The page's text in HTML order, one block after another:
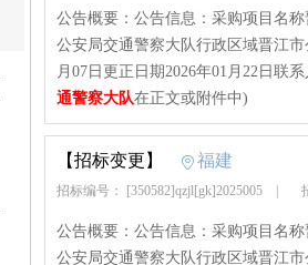
公告概要：公告信息：采购项目名
公安局交通警察大队行政区域晋江市
月07日更正日期2026年01月22日联
通警察大队在正文或附件中)
【招标变更】 福建
招标编号： [350582]qzjl[gk]2025005
公告概要：公告信息：采购项目名
公安局交通警察大队行政区域晋江市